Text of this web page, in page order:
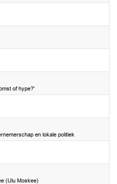
of hype?'
en lokale politiek
(Ulu Moskee)